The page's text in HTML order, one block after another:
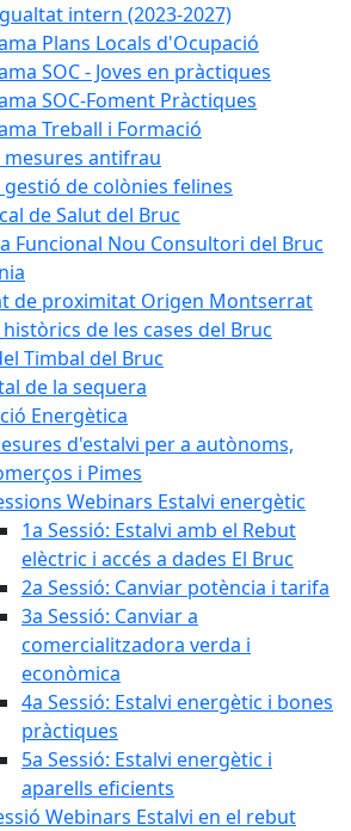
intern (2023-2027)
Plans Locals d'Ocupació
SOC - Joves en pràctiques
SOC-Foment Pràctiques
Treball i Formació
mesures antifrau
gestió de colònies felines
de Salut del Bruc
Funcional Nou Consultori del Bruc
de proximitat Origen Montserrat
de les cases del Bruc
Timbal del Bruc
de la sequera
Energètica
d'estalvi per a autònoms,
i Pimes
Webinars Estalvi energètic
1a Sessió: Estalvi amb el Rebut
elèctric i accés a dades El Bruc
2a Sessió: Canviar potència i tarifa
3a Sessió: Canviar a
comercialitzadora verda i
econòmica
4a Sessió: Estalvi energètic i bones
pràctiques
5a Sessió: Estalvi energètic i
aparells eficients
Webinars Estalvi en el rebut